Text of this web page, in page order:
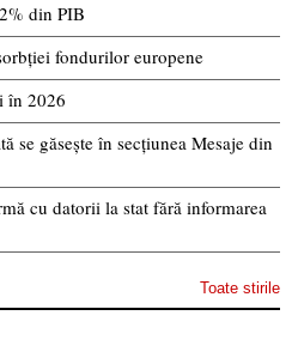
din PIB
fondurilor europene
în 2026
se găsește în secțiunea Mesaje din
cu datorii la stat fără informarea
Toate stirile